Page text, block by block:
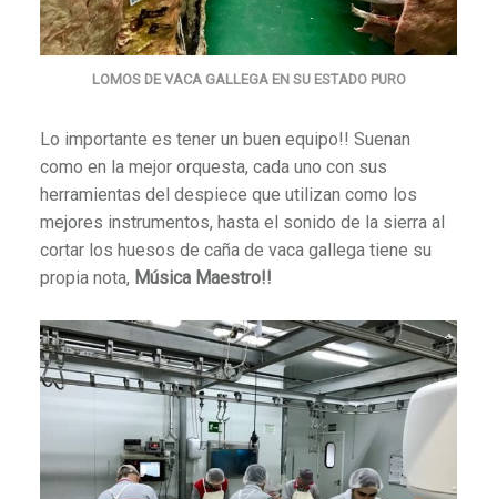
LOMOS DE VACA GALLEGA EN SU ESTADO PURO
Lo importante es tener un buen equipo!! Suenan
como en la mejor orquesta, cada uno con sus
herramientas del despiece que utilizan como los
mejores instrumentos, hasta el sonido de la sierra al
cortar los huesos de caña de vaca gallega tiene su
propia nota, Música Maestro!!